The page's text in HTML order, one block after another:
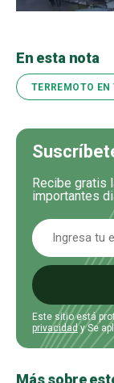
En esta nota
TERREMOTO
Recibe gratis
importantes
Este sitio está
privacidady Se
Más sobre